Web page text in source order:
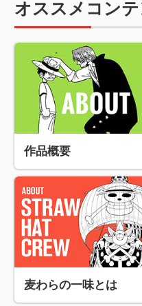
オススメコン
作品概要
麦わらの一味とは